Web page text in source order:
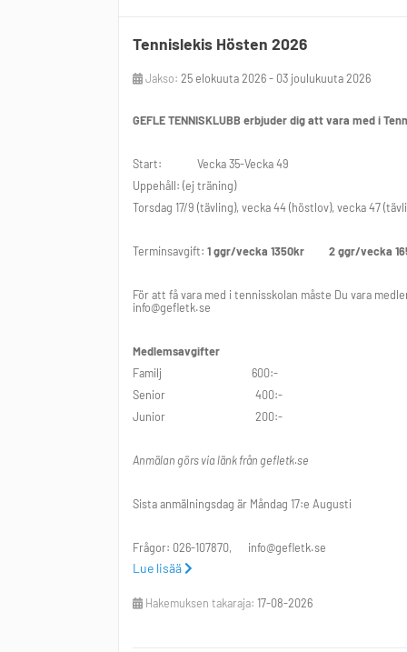
Tennislekis Hösten 2026
Jakso: 25 elokuuta 2026 - 03 joulukuuta 2026
GEFLE TENNISKLUBB erbjuder dig att vara med i
Start: Vecka 35-Vecka 49
Uppehåll: (ej träning)
Torsdag 17/9 (tävling), vecka 44 (höstlov), vecka 47
Terminsavgift: 1 ggr/vecka 1350kr 2 ggr/vecka
För att få vara med i tennisskolan måste Du vara
info@gefletk.se
Medlemsavgifter
Familj 600:-
Senior 400:-
Junior 200:-
Anmälan görs via länk från gefletk.se
Sista anmälningsdag är Måndag 17:e Augusti
Frågor: 026-107870, info@gefletk.se
Lue lisää
Hakemuksen takaraja: 17-08-2026